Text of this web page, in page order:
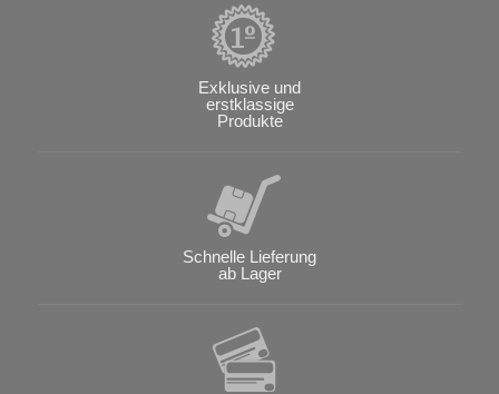
Exklusive und
erstklassige
Produkte
Schnelle Lieferung
ab Lager